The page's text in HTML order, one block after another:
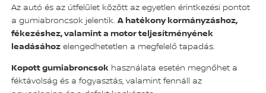
Az autó és az útfelület között az egyetlen érintkezési pontot
a gumiabroncsok jelentik.A hatékony kormányzáshoz,
fékezéshez, valamint a motor teljesítményének
leadásához elengedhetetlen a megfelelő tapadás.
Kopott gumiabroncsok használata esetén megnőhet a
féktávolság és a fogyasztás, valamint fennáll az